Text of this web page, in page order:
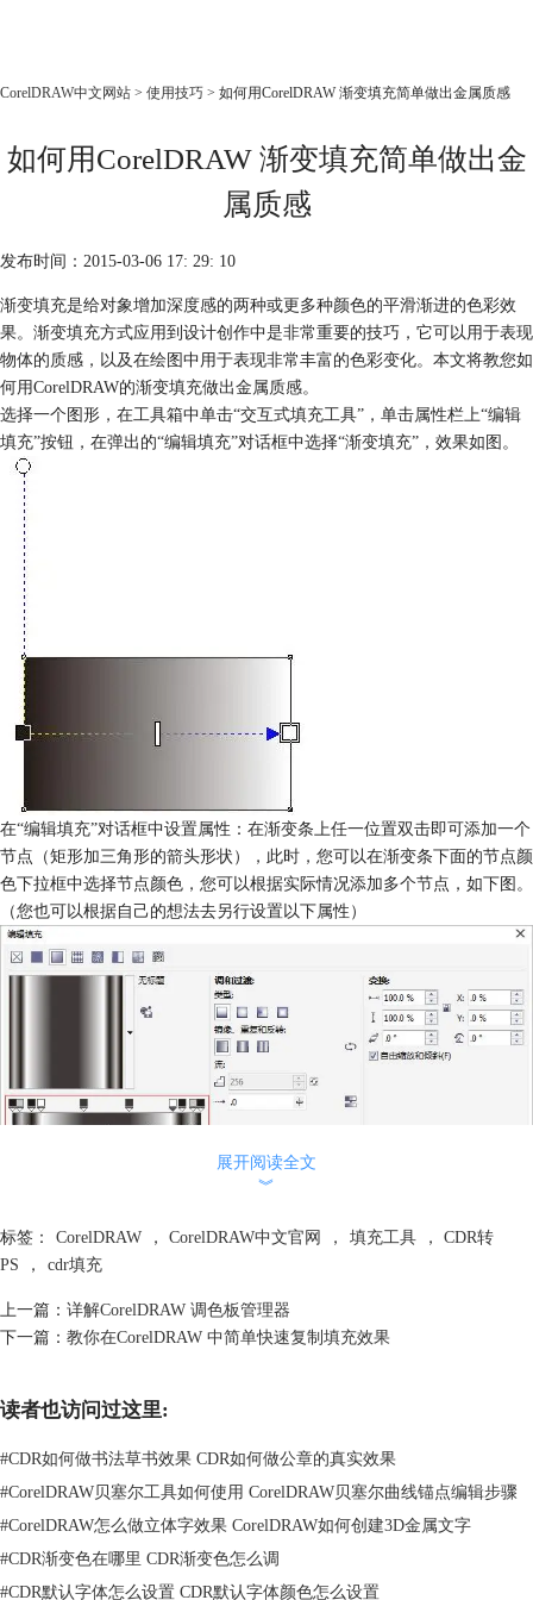
首页
产品
下载
购买
CorelDRAW中文网站 > 使用技巧 > 如何用CorelDRAW 渐变填充简单做出金属质感
如何用CorelDRAW 渐变填充简单做出金
属质感
发布时间：2015-03-06 17: 29: 10
渐变填充是给对象增加深度感的两种或更多种颜色的平滑渐进的色彩效
果。渐变填充方式应用到设计创作中是非常重要的技巧，它可以用于表现
物体的质感，以及在绘图中用于表现非常丰富的色彩变化。本文将教您如
何用CorelDRAW的渐变填充做出金属质感。
选择一个图形，在工具箱中单击“交互式填充工具”，单击属性栏上“编辑
填充”按钮，在弹出的“编辑填充”对话框中选择“渐变填充”，效果如图。
在“编辑填充”对话框中设置属性：在渐变条上任一位置双击即可添加一个
节点（矩形加三角形的箭头形状），此时，您可以在渐变条下面的节点颜
色下拉框中选择节点颜色，您可以根据实际情况添加多个节点，如下图。
（您也可以根据自己的想法去另行设置以下属性）
交互式填充工具的更多内容可参考CorelDRAW 中交互式填充工具的使
展开阅读全文
︾
标签： CorelDRAW ， CorelDRAW中文官网 ， 填充工具 ，
CDR转
PS
， cdr填充
上一篇： 详解CorelDRAW 调色板管理器
下一篇： 教你在CorelDRAW 中简单快速复制填充效果
读者也访问过这里:
#CDR如何做书法草书效果 CDR如何做公章的真实效果
#CorelDRAW贝塞尔工具如何使用 CorelDRAW贝塞尔曲线锚点编辑步骤
#CorelDRAW怎么做立体字效果 CorelDRAW如何创建3D金属文字
#CDR渐变色在哪里 CDR渐变色怎么调
#CDR默认字体怎么设置 CDR默认字体颜色怎么设置